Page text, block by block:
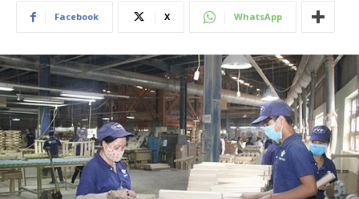
Facebook X WhatsApp